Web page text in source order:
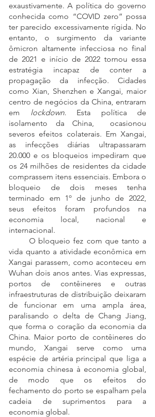
exaustivamente. A política do governo
conhecida como “COVID zero” possa
ter parecido excessivamente rígida. No
entanto, o surgimento da variante
ômicron altamente infecciosa no final
de 2021 e início de 2022 tornou essa
estratégia incapaz de conter a
propagação da infecção. Cidades
como Xian, Shenzhen e Xangai, maior
centro de negócios da China, entraram
em lockdown. Esta política de
isolamento da China,  ocasionou
severos efeitos colaterais. Em Xangai,
as infecções diárias ultrapassaram
20.000 e os bloqueios impediram que
os 24 milhões de residentes da cidade
comprassem itens essenciais. Embora o
bloqueio de dois meses tenha
terminado em 1º de junho de 2022,
seus efeitos foram profundos na
economia local, nacional e
internacional.
	O bloqueio fez com que tanto a
vida quanto a atividade econômica em
Xangai parassem, como aconteceu em
Wuhan dois anos antes. Vias expressas,
portos de contêineres e outras
infraestruturas de distribuição deixaram
de funcionar em uma ampla área,
paralisando o delta de Chang Jiang,
que forma o coração da economia da
China. Maior porto de contêineres do
mundo, Xangai serve como uma
espécie de artéria principal que liga a
economia chinesa à economia global,
de modo que os efeitos do
fechamento do porto se espalham pela
cadeia de suprimentos para a
economia global.